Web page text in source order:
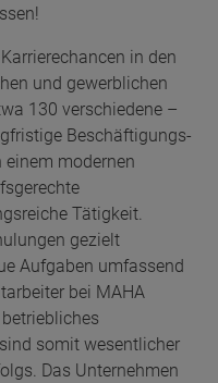
in den
und gewerblichen
130 verschiedene –
Beschäftigungs-
modernen
Tätigkeit.
gezielt
Aufgaben umfassend
bei MAHA
somit wesentlicher
Das Unternehmen